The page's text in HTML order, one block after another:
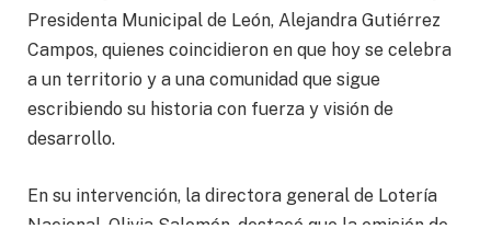
Presidenta Municipal de León, Alejandra Gutiérrez
Campos, quienes coincidieron en que hoy se celebra
a un territorio y a una comunidad que sigue
escribiendo su historia con fuerza y visión de
desarrollo.
En su intervención, la directora general de Lotería
Nacional, Olivia Salomón, destacó que la emisión de